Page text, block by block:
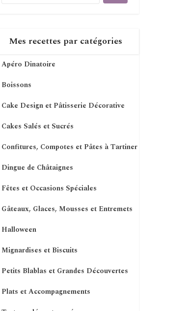
Mes recettes par catégories
Apéro Dinatoire
Boissons
Cake Design et Pâtisserie Décorative
Cakes Salés et Sucrés
Confitures, Compotes et Pâtes à Tartiner
Dingue de Châtaignes
Fêtes et Occasions Spéciales
Gâteaux, Glaces, Mousses et Entremets
Halloween
Mignardises et Biscuits
Petits Blablas et Grandes Découvertes
Plats et Accompagnements